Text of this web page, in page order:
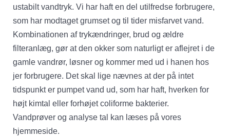
ustabilt vandtryk. Vi har haft en del utilfredse forbrugere,
som har modtaget grumset og til tider misfarvet vand.
Kombinationen af trykændringer, brud og ældre
filteranlæg, gør at den okker som naturligt er aflejret i de
gamle vandrør, løsner og kommer med ud i hanen hos
jer forbrugere. Det skal lige nævnes at der på intet
tidspunkt er pumpet vand ud, som har haft, hverken for
højt kimtal eller forhøjet coliforme bakterier.
Vandprøver og analyse tal kan læses på vores
hjemmeside.